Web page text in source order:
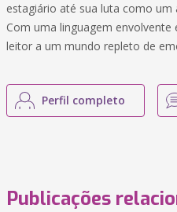
estagiário até sua luta como um
Com uma linguagem
leitor a um mundo repleto de
Perfil completo
Publicações